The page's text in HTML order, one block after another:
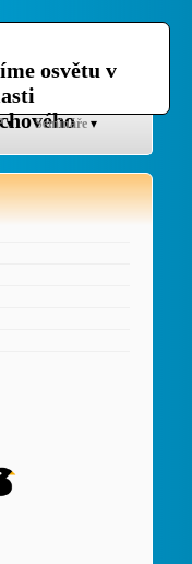
osvětu v
Semináře